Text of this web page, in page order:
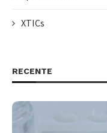
XTICs
RECENTE